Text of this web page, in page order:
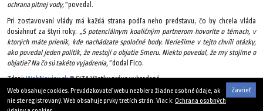
ochrana pitnej vody,“povedal.
Pri zostavovaní vlády má každá strana podľa neho predstavu, čo by chcela vláda
dosiahnuť za štyri roky. „S potenciálnym koaličným partnerom hovoríte o témach, v
ktorých máte prienik, kde nachádzate spoločné body. Neriešime v tejto chvíli otázky,
ako povedal jeden politik, že nestojí o objatie Smeru. Niekto povedal, že my stojíme o
objatie? Na čo sú takéto vyjadrenia,“dodal Fico.
Zdroj:WebNoviny.sk© SITA Všetky práva vyhradené.
30. januára 2016
Zavrieť
Web obsahuje cookies. Prevádzkovateľ webu nezbiera žiadne osobné údaje, ak
nie ste registrovaný. Web obsahuje prvky tretích strán. Viac k: Ochrana osobných